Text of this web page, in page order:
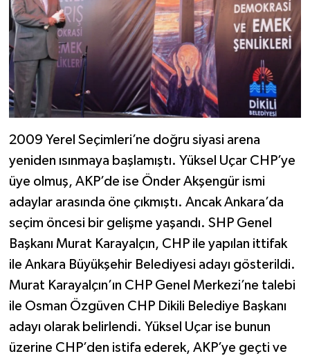
2009 Yerel Seçimleri’ne doğru siyasi arena
yeniden ısınmaya başlamıştı. Yüksel Uçar CHP’ye
üye olmuş, AKP’de ise Önder Akşengür ismi
adaylar arasında öne çıkmıştı. Ancak Ankara’da
seçim öncesi bir gelişme yaşandı. SHP Genel
Başkanı Murat Karayalçın, CHP ile yapılan ittifak
ile Ankara Büyükşehir Belediyesi adayı gösterildi.
Murat Karayalçın’ın CHP Genel Merkezi’ne talebi
ile Osman Özgüven CHP Dikili Belediye Başkanı
adayı olarak belirlendi. Yüksel Uçar ise bunun
üzerine CHP’den istifa ederek, AKP’ye geçti ve